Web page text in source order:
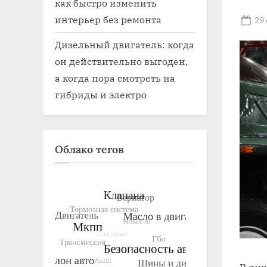
29
как быстро изменить
интерьер без ремонта
Дизельный двигатель: когда
он действительно выгоден,
а когда пора смотреть на
гибриды и электро
Облако тегов